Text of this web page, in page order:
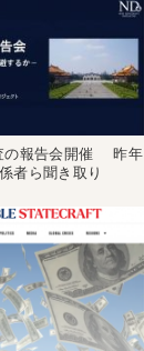
の報告会開催 昨年
者ら聞き取り